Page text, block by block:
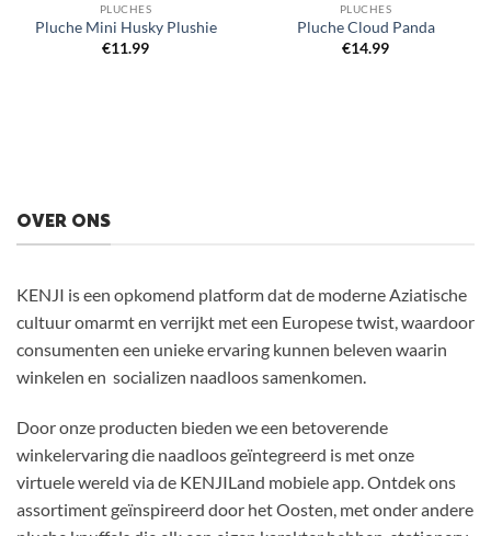
PLUCHES
Pluche Mini Husky Plushie
€11.99
PLUCHES
Pluche Cloud Panda
€14.99
OVER ONS
KENJI is een opkomend platform dat de moderne Aziatische
cultuur omarmt en verrijkt met een Europese twist, waardoor
consumenten een unieke ervaring kunnen beleven waarin
winkelen en socializen naadloos samenkomen.
Door onze producten bieden we een betoverende
winkelervaring die naadloos geïntegreerd is met onze
virtuele wereld via de KENJILand mobiele app. Ontdek ons
assortiment geïnspireerd door het Oosten, met onder andere